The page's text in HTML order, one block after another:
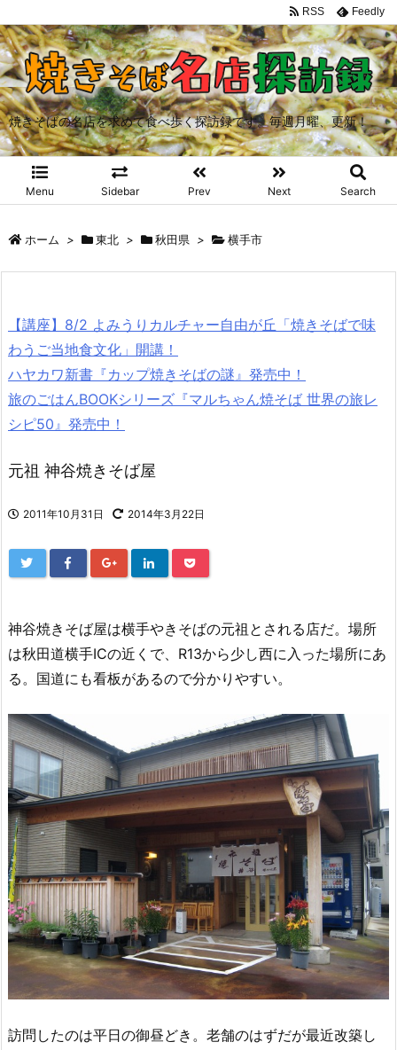
焼きそばの名店を求めて食べ歩く探訪録です。毎週月曜、更新！
Menu Sidebar Prev Next Search
RSS Feedly
ホーム > 東北 > 秋田県 > 横手市
【講座】8/2 よみうりカルチャー自由が丘「焼きそばで味
わうご当地食文化」開講！
ハヤカワ新書『カップ焼きそばの謎』発売中！
旅のごはんBOOKシリーズ『マルちゃん焼そば 世界の旅レ
シピ50』発売中！
元祖 神谷焼きそば屋
2011年10月31日 2014年3月22日
神谷焼きそば屋は横手やきそばの元祖とされる店だ。場所
は秋田道横手ICの近くで、R13から少し西に入った場所にあ
る。国道にも看板があるので分かりやすい。
訪問したのは平日の御昼どき。老舗のはずだが最近改築し